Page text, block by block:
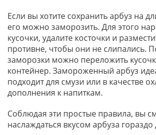
Если вы хотите сохранить арбуз на
его можно заморозить. Для этого
кусочки, удалите косточки и
противне, чтобы они не слипались.
заморозки можно переложить
контейнер. Замороженный арбуз
подходит для смузи или в качестве
дополнения к напиткам.
Соблюдая эти простые правила, вы
наслаждаться вкусом арбуза